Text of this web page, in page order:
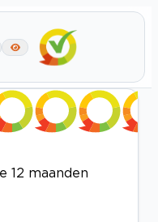
12 maanden